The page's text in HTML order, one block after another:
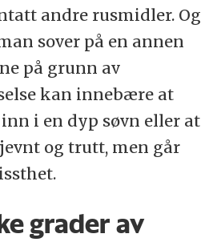
andre rusmidler. Og
sover på en annen
på grunn av
kan innebære at
i en dyp søvn eller at
og trutt, men går
grader av